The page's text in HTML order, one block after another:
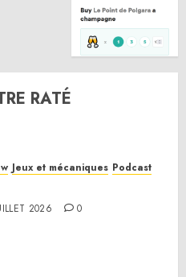
RATÉ
Jeux et mécaniques Podcast
2026 0